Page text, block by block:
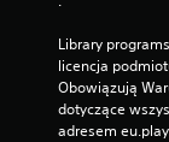
Library
licencja
Obowiązują
dotyczące
adresem